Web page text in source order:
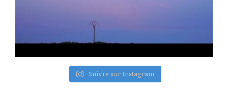
Suivre sur Instagram